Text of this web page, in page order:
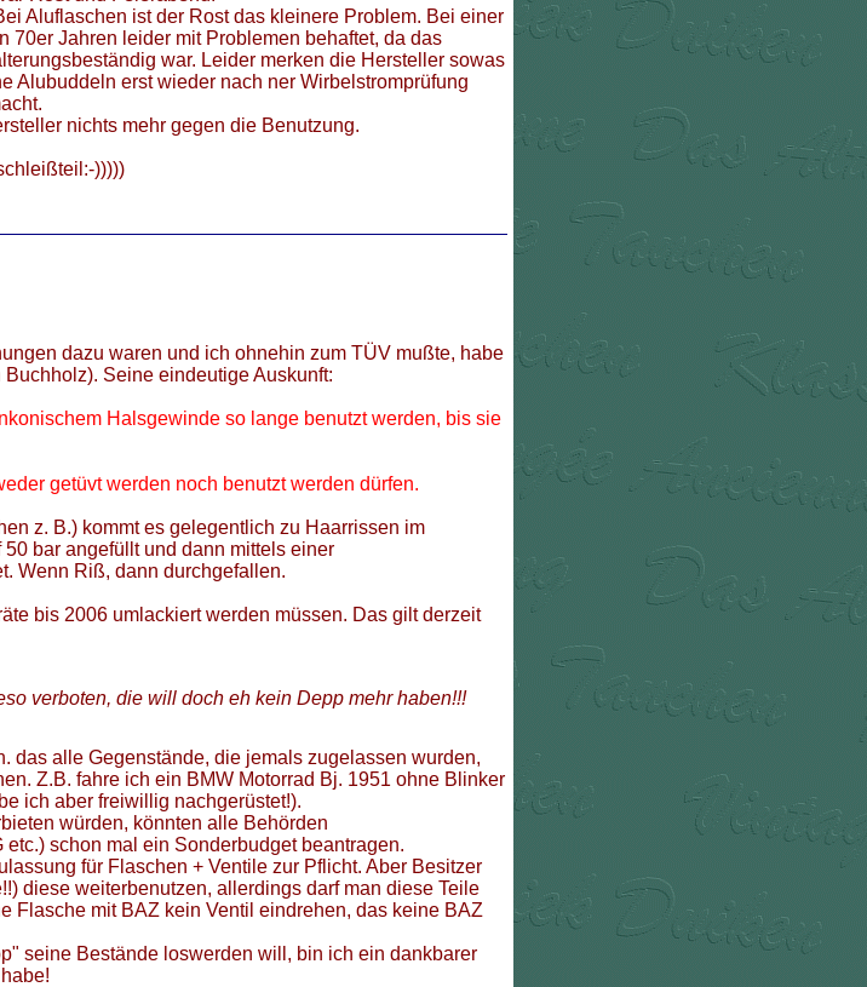
Aluflaschen ist der Rost das kleinere Problem. Bei einer
70er Jahren leider mit Problemen behaftet, da das
war. Leider merken die Hersteller sowas
Alubuddeln erst wieder nach ner Wirbelstromprüfung
nichts mehr gegen die Benutzung.
)))))
dazu waren und ich ohnehin zum TÜV mußte, habe
Seine eindeutige Auskunft:
Halsgewinde so lange benutzt werden, bis sie
getüvt werden noch benutzt werden dürfen.
z. B.) kommt es gelegentlich zu Haarrissen im
bar angefüllt und dann mittels einer
Wenn Riß, dann durchgefallen.
bis 2006 umlackiert werden müssen. Das gilt derzeit
verboten, die will doch eh kein Depp mehr haben!!!
das alle Gegenstände, die jemals zugelassen wurden,
Z.B. fahre ich ein BMW Motorrad Bj. 1951 ohne Blinker
ich aber freiwillig nachgerüstet!).
würden, könnten alle Behörden
schon mal ein Sonderbudget beantragen.
für Flaschen + Ventile zur Pflicht. Aber Besitzer
diese weiterbenutzen, allerdings darf man diese Teile
Flasche mit BAZ kein Ventil eindrehen, das keine BAZ
seine Bestände loswerden will, bin ich ein dankbarer